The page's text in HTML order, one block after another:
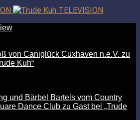
von Caniglück Cuxhaven n.e.V. zu
Kuh“
und Bärbel Bartels vom Country
Dance Club zu Gast bei „Trude